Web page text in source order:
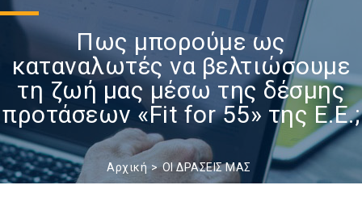
Πως μπορούμε ως
καταναλωτές να βελτιώσουμε
τη ζωή μας μέσω της δέσμης
προτάσεων «Fit for 55» της Ε.Ε.;
Αρχική ΟΙ ΔΡΑΣΕΙΣ ΜΑΣ